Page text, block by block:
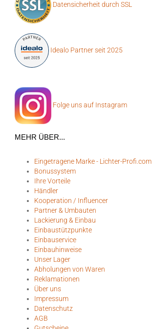
Datensicherheit durch SSL
Idealo Partner seit 2025
Folge uns auf Instagram
MEHR ÜBER...
Eingetragene Marke - Lichter-Profi.com
Bonussystem
Ihre Vorteile
Händler
Kooperation / Influencer
Partner & Umbauten
Lackierung & Einbau
Einbaustützpunkte
Einbauservice
Einbauhinweise
Unser Lager
Abholungen von Waren
Reklamationen
Über uns
Impressum
Datenschutz
AGB